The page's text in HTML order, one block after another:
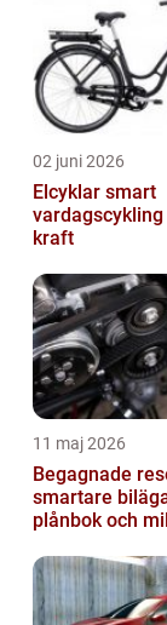
02 juni 2026
Elcyklar smart
kraft
11 maj 2026
Begagnade
smartare
plånbok och